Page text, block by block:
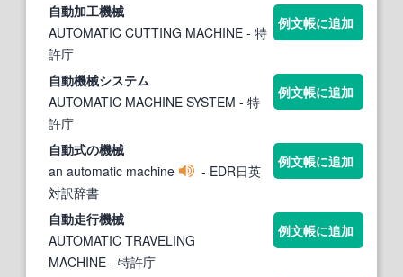
自動加工機械
AUTOMATIC CUTTING MACHINE - 特
許庁
例文帳に追加
自動機械システム
AUTOMATIC MACHINE SYSTEM - 特
許庁
例文帳に追加
自動式の機械
an automatic machine
- EDR日英
対訳辞書
例文帳に追加
自動走行機械
AUTOMATIC TRAVELING
MACHINE - 特許庁
例文帳に追加